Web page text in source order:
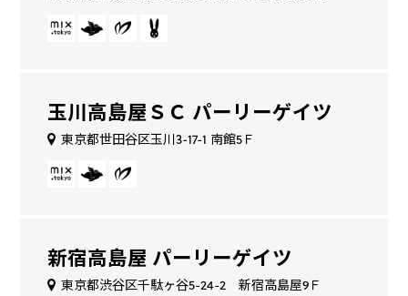
玉川高島屋ＳＣ パーリーゲイツ
東京都世田谷区玉川3-17-1 南館5Ｆ
新宿高島屋 パーリーゲイツ
東京都渋谷区千駄ヶ谷5-24-2 新宿高島屋9Ｆ